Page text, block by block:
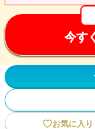
今す
お気に入り